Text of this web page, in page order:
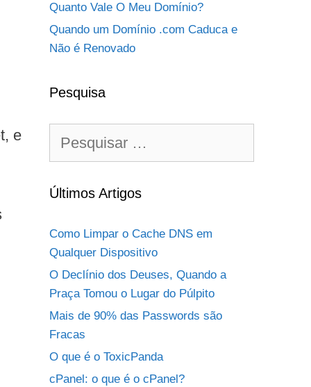
e
Quanto Vale O Meu Domínio?
Quando um Domínio .com Caduca e
Não é Renovado
Pesquisa
por:
Últimos Artigos
Como Limpar o Cache DNS em
Qualquer Dispositivo
O Declínio dos Deuses, Quando a
Praça Tomou o Lugar do Púlpito
Mais de 90% das Passwords são
Fracas
O que é o ToxicPanda
cPanel: o que é o cPanel?